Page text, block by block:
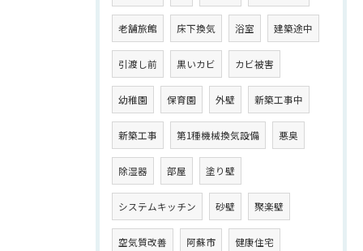
老舗旅館 床下換気 浴室 建築途中
引渡し前 黒いカビ カビ被害
幼稚園 保育園 外壁 新築工事中
新築工事 第1種機械換気設備 悪臭
除湿器 部屋 塗り壁
システムキッチン 砂壁 聚楽壁
空気質改善 阿蘇市 健康住宅